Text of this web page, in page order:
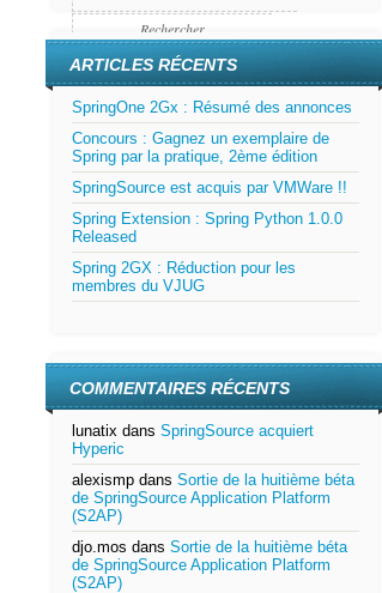
ARTICLES RÉCENTS
SpringOne 2Gx : Résumé des annonces
Concours : Gagnez un exemplaire de
Spring par la pratique, 2ème édition
SpringSource est acquis par VMWare !!
Spring Extension : Spring Python 1.0.0
Released
Spring 2GX : Réduction pour les
membres du VJUG
COMMENTAIRES RÉCENTS
lunatix dans SpringSource acquiert
Hyperic
alexismp dans Sortie de la huitième béta
de SpringSource Application Platform
(S2AP)
djo.mos dans Sortie de la huitième béta
de SpringSource Application Platform
(S2AP)